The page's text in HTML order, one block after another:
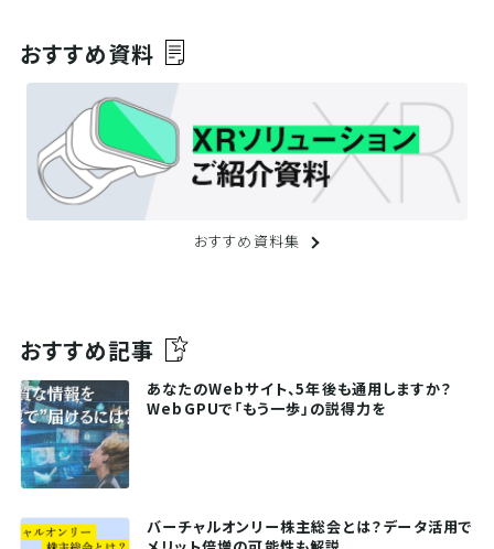
おすすめ資料
おすすめ資料集
おすすめ記事
あなたのWebサイト、5年後も通用しますか？
WebGPUで「もう一歩」の説得力を
バーチャルオンリー株主総会とは？データ活用で